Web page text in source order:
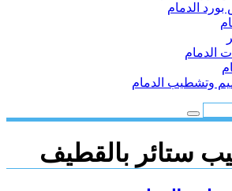
الدمام
الدمام
وتشطيب الدمام
ستائر بالقطيف